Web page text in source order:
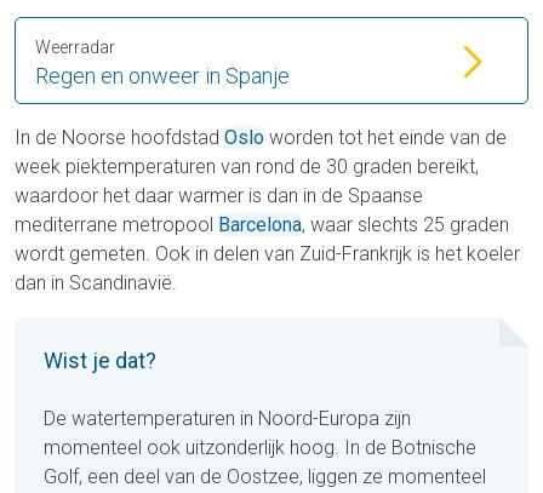
Regen en onweer in Spanje
Weerradar
In de Noorse hoofdstad Oslo worden tot het einde van de
week piektemperaturen van rond de 30 graden bereikt,
waardoor het daar warmer is dan in de Spaanse
mediterrane metropool Barcelona, waar slechts 25 graden
wordt gemeten. Ook in delen van Zuid-Frankrijk is het koeler
dan in Scandinavië.
Wist je dat?
De watertemperaturen in Noord-Europa zijn
momenteel ook uitzonderlijk hoog. In de Botnische
Golf, een deel van de Oostzee, liggen ze momenteel